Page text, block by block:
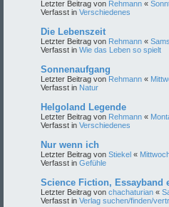
Letzter Beitrag von Rehmann «
Verfasst in Verschiedenes
Die Lebenszeit
Letzter Beitrag von Rehmann «
Verfasst in Wie das Leben so spielt
Sonnenaufgang
Letzter Beitrag von Rehmann «
Verfasst in Natur
Helgoland Legende
Letzter Beitrag von Rehmann «
Verfasst in Verschiedenes
Nur wenn ich
Letzter Beitrag von Stiekel «
Verfasst in Gefühle
Science Fiction, Essayband
Letzter Beitrag von chachaturian «
Verfasst in Verlag suchen/finden/